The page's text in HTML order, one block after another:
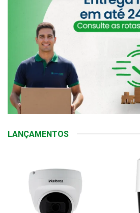
LANÇAMENTOS